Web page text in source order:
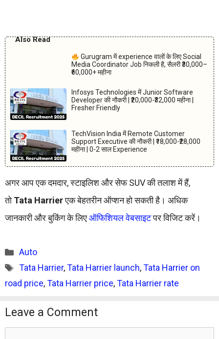
Also Read
Gurugram में experience वालों के लिए Social
Media Coordinator Job निकली है, सैलरी ₹30,000–
₹60,000+ महीना
Infosys Technologies में Junior Software
Developer की नौकरी | ₹20,000-₹32,000 महीना |
Fresher Friendly
TechVision India में Remote Customer
Support Executive की नौकरी | ₹18,000-₹28,000
महीना | 0-2 साल Experience
अगर आप एक दमदार, स्टाइलिश और सेफ SUV की तलाश में हैं,
तोTata Harrierएक बेहतरीन ऑप्शन हो सकती है। अधिक
जानकारी और बुकिंग के लिएऑफिशियल वेबसाइटपर विजिट करें।
Categories
Auto
Tags
Tata Harrier,Tata Harrier launch,Tata Harrier on
road price,Tata Harrier price,Tata Harrier rate
Leave a Comment